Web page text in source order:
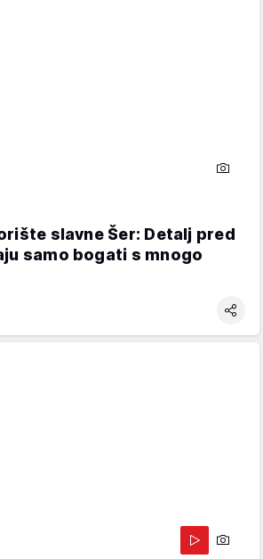
slavne Šer: Detalj pred
samo bogati s mnogo